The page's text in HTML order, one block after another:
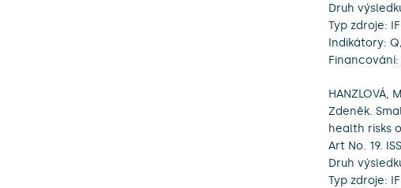
Druh
Typ zdroje:
Indikátory:
Financování:
HANZLOVÁ,
Zdeněk.
health risks
Art No. 19.
Druh
Typ zdroje: